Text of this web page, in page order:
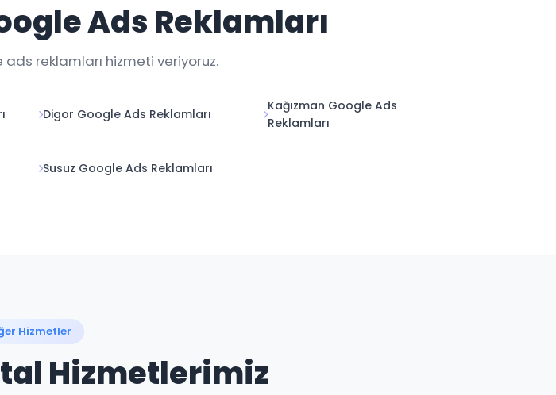
Ads Reklamları
reklamları hizmeti veriyoruz.
Digor Google Ads Reklamları
Kağızman Google Ads
Reklamları
Susuz Google Ads Reklamları
Hizmetler
Hizmetlerimiz